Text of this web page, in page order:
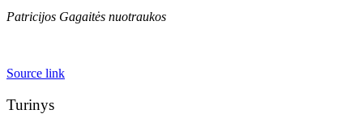
Patricijos Gagaitės nuotraukos
Source link
Turinys